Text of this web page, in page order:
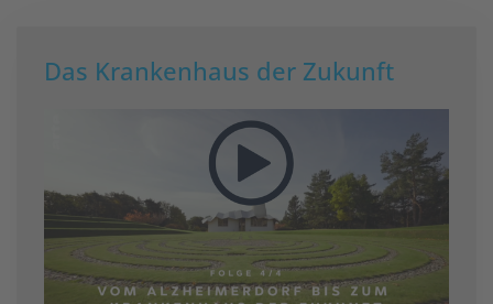
Das Krankenhaus der Zukunft